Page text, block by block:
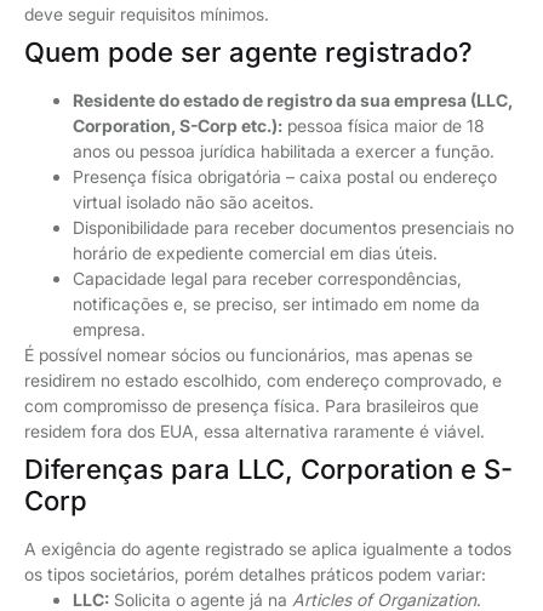
deve seguir requisitos mínimos.
Quem pode ser agente registrado?
Residente do estado de registro da sua empresa (LLC,
Corporation, S-Corp etc.): pessoa física maior de 18
anos ou pessoa jurídica habilitada a exercer a função.
Presença física obrigatória – caixa postal ou endereço
virtual isolado não são aceitos.
Disponibilidade para receber documentos presenciais no
horário de expediente comercial em dias úteis.
Capacidade legal para receber correspondências,
notificações e, se preciso, ser intimado em nome da
empresa.
É possível nomear sócios ou funcionários, mas apenas se
residirem no estado escolhido, com endereço comprovado, e
com compromisso de presença física. Para brasileiros que
residem fora dos EUA, essa alternativa raramente é viável.
Diferenças para LLC, Corporation e S-
Corp
A exigência do agente registrado se aplica igualmente a todos
os tipos societários, porém detalhes práticos podem variar:
LLC: Solicita o agente já na Articles of Organization.